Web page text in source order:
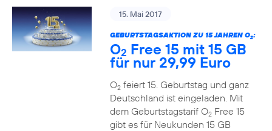
15. Mai 2017
GEBURTSTAGSAKTION ZU 15 JAHREN O2:
O2 Free 15 mit 15 GB
für nur 29,99 Euro
O2feiert 15. Geburtstag und ganz
Deutschland ist eingeladen. Mit
dem Geburtstagstarif O2Free 15
gibt es für Neukunden 15 GB